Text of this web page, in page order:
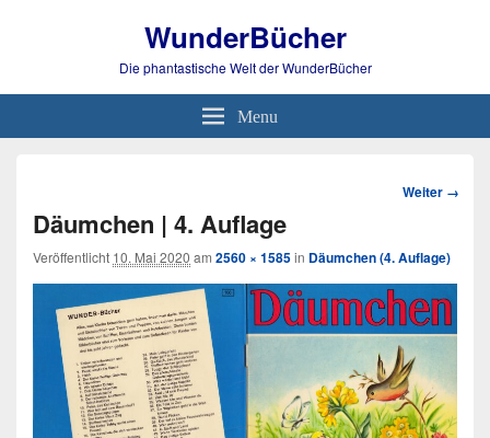
WunderBücher
Die phantastische Welt der WunderBücher
Menu
Bild-
Weiter →
Däumchen | 4. Auflage
Veröffentlicht 10. Mai 2020 am 2560 × 1585in Däumchen (4. Auflage)